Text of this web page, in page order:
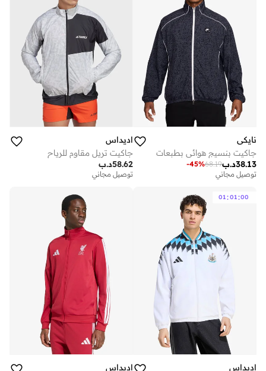
نايكي
جاكيت بنسيج هوائي بطبعات
د.ب38.13
68.19
-45%
توصيل مجاني
اديداس
جاكيت تريل مقاوم للرياح
د.ب58.62
توصيل مجاني
01:01:00
اديداس اديداس